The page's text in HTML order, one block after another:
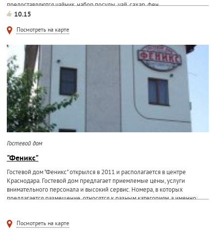
предоставляются чайник, набор посуды, чай, сахар, фен...
10.15
Посмотреть на карте
Гостевой дом
"Феникс"
Гостевой дом "Феникс" открылся в 2011 и располагается в центре
Краснодара. Гостевой дом предлагает приемлемые цены, услуги
внимательного персонала и высокий сервис. Номера, в которых
предлагается размещение, относятся к разным категориям,а именно:...
Посмотреть на карте